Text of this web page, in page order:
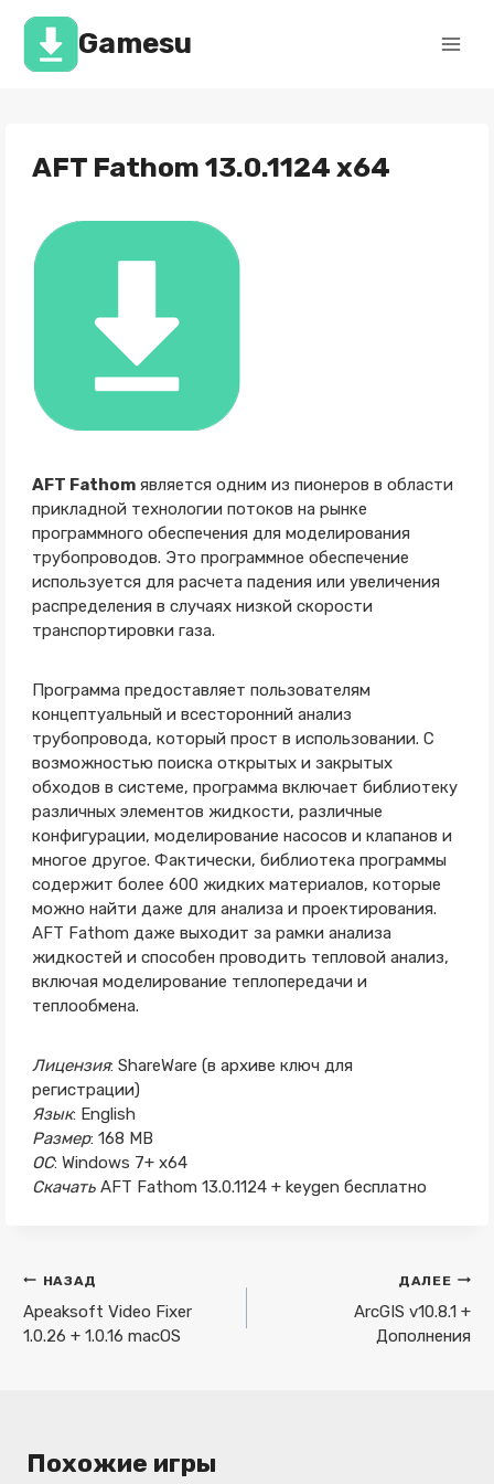
Перейти
содержимомуGamesu
AFT Fathom 13.0.1124 x64
AFT Fathomявляется одним из пионеров в области
прикладной технологии потоков на рынке
программного обеспечения для моделирования
трубопроводов. Это программное обеспечение
используется для расчета падения или увеличения
распределения в случаях низкой скорости
транспортировки газа.
Программа предоставляет пользователям
концептуальный и всесторонний анализ
трубопровода, который прост в использовании. С
возможностью поиска открытых и закрытых
обходов в системе, программа включает библиотеку
различных элементов жидкости, различные
конфигурации, моделирование насосов и клапанов и
многое другое. Фактически, библиотека программы
содержит более 600 жидких материалов, которые
можно найти даже для анализа и проектирования.
AFT Fathom даже выходит за рамки анализа
жидкостей и способен проводить тепловой анализ,
включая моделирование теплопередачи и
теплообмена.
Лицензия: ShareWare (в архиве ключ для
регистрации)
Язык: English
Размер: 168 MB
ОС: Windows 7+ x64
Скачать AFT Fathom 13.0.1124 + keygen бесплатно
Навигация
по
записям
НАЗАД
Apeaksoft Video Fixer
1.0.26 + 1.0.16 macOS
ДАЛЕЕ
ArcGIS v10.8.1 +
Дополнения
Похожие игры